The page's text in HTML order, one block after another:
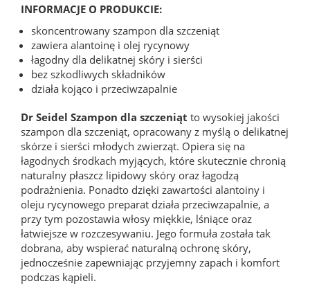
INFORMACJE O PRODUKCIE:
skoncentrowany szampon dla szczeniąt
zawiera alantoinę i olej rycynowy
łagodny dla delikatnej skóry i sierści
bez szkodliwych składników
działa kojąco i przeciwzapalnie
Dr Seidel Szampon dla szczeniąt to wysokiej jakości
szampon dla szczeniąt, opracowany z myślą o delikatnej
skórze i sierści młodych zwierząt. Opiera się na
łagodnych środkach myjących, które skutecznie chronią
naturalny płaszcz lipidowy skóry oraz łagodzą
podrażnienia. Ponadto dzięki zawartości alantoiny i
oleju rycynowego preparat działa przeciwzapalnie, a
przy tym pozostawia włosy miękkie, lśniące oraz
łatwiejsze w rozczesywaniu. Jego formuła została tak
dobrana, aby wspierać naturalną ochronę skóry,
jednocześnie zapewniając przyjemny zapach i komfort
podczas kąpieli.